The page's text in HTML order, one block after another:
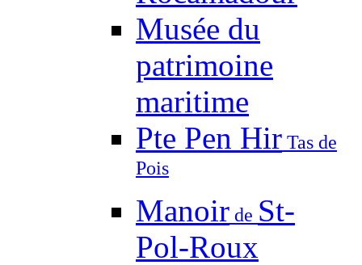
Musée du
patrimoine
maritime
Pte Pen Hir Tas de
Pois
Manoir de St-
Pol-Roux